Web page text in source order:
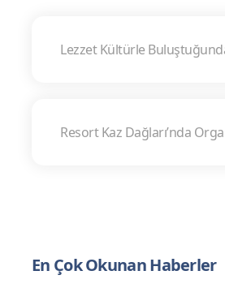
Lezzet Kültürle
Resort Kaz Dağları’nda
En Çok Okunan Haberler